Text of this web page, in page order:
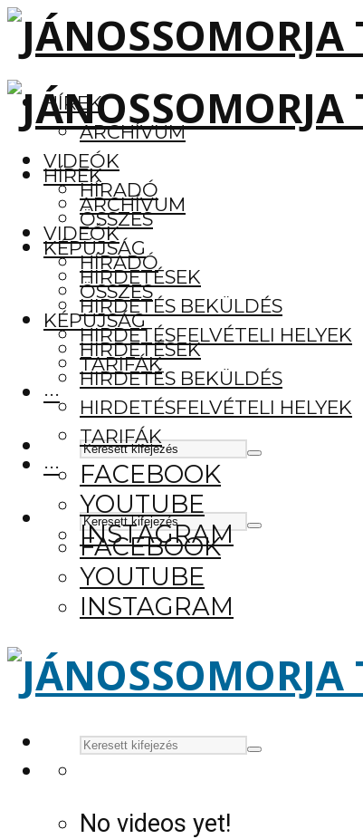
HÍREK
ARCHÍVUM
VIDEÓK
HÍRADÓ
ÖSSZES
KÉPÚJSÁG
HIRDETÉSEK
HIRDETÉS BEKÜLDÉS
HIRDETÉSFELVÉTELI HELYEK
TARIFÁK
···
FACEBOOK
YOUTUBE
INSTAGRAM
HÍREK
ARCHÍVUM
VIDEÓK
HÍRADÓ
ÖSSZES
KÉPÚJSÁG
HIRDETÉSEK
HIRDETÉS BEKÜLDÉS
HIRDETÉSFELVÉTELI HELYEK
TARIFÁK
···
FACEBOOK
YOUTUBE
INSTAGRAM
No videos yet!